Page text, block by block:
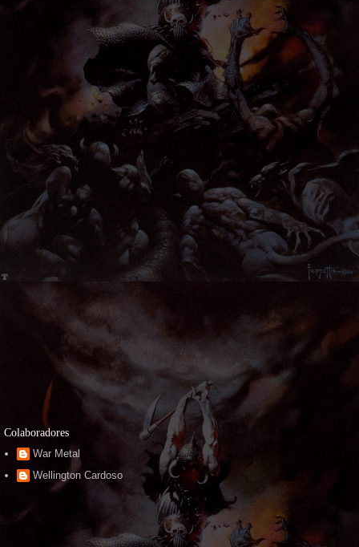
Colaboradores
War Metal
Wellington Cardoso